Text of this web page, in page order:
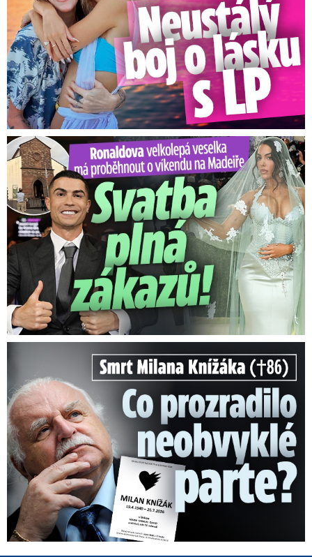
Ronaldova velkolepá veselka na Madeiře: Svatba plná zákazů!
Smrt Milana Knížáka (†86): Co prozradilo neobvyklé parte?